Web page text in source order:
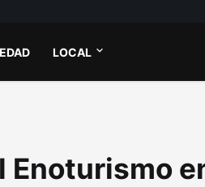
LOCAL
Enoturismo